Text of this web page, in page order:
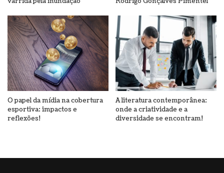
O papel da mídia na cobertura
esportiva: impactos e
reflexões!
A literatura contemporânea:
onde a criatividade e a
diversidade se encontram!